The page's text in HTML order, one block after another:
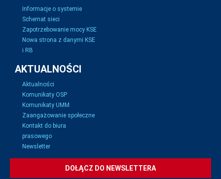
Informacje o systemie
Schemat sieci
Zapotrzebowanie mocy KSE
Nowa strona z danymi KSE
i RB
AKTUALNOŚCI
Aktualności
Komunikaty OSP
Komunikaty UMM
Zaangażowanie społeczne
Kontakt do biura
prasowego
Newsletter
DOŁĄCZ DO NEWSLETTERA